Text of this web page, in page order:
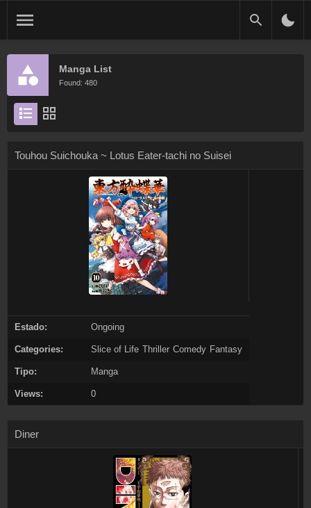
Manga List
Found: 480
Touhou Suichouka ~ Lotus Eater-tachi no Suisei
Estado: Ongoing
Categories: Slice of Life Thriller Comedy Fantasy
Tipo: Manga
Views: 0
Diner